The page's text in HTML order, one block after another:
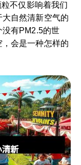
不仅影响着我们
自然清新空气的
有PM2.5的世
会是一种怎样的